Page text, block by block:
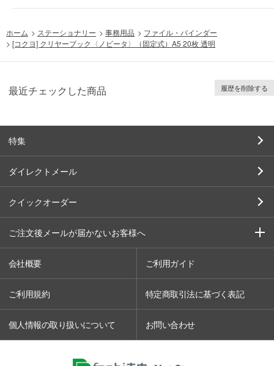
ホーム > ステーショナリー > 事務用品 > ファイル・バインダー
> [コクヨ] クリヤーブック〈ノビータ〉（固定式）A5 20枚 透明
最近チェックした商品 履歴を削除する
特集
ダイレクトメール
クイックオーダー
ご注文後メールが届かないお客様へ
会社概要 ご利用ガイド
ご利用規約 特定商取引法に基づく表記
個人情報の取り扱いについて お問い合わせ